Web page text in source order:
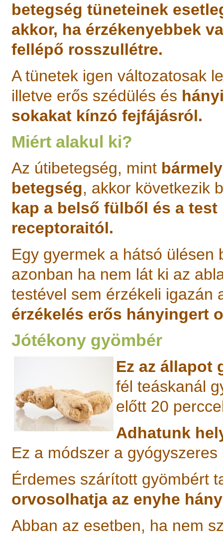
betegség tüneteinek
akkor, ha érzékenyebbek
fellépő rosszullétre.
A tünetek igen változatosak
illetve erős szédülés és
sokakat kínzó fejfájásról.
Miért alakul ki?
Az útibetegség, mint
betegség, akkor következik
kap a belső fülből és a
receptoraitól.
Egy gyermek a hátsó ülésen
azonban ha nem lát ki az
testével sem érzékeli igazán
érzékelés erős hányingert
Jótékony gyömbér
Ez az állapot
fél teáskanál
előtt 20
Adhatunk
Ez a módszer a
Érdemes szárított gyömbért
orvosolhatja az enyhe
Abban az esetben, ha nem